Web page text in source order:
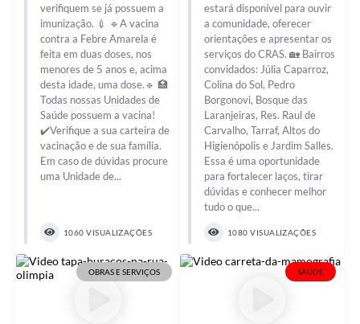
Telefones Úteis
A Prefeitura
Enquete
Jornal
Agenda
Editais
verifiquem se já possuem a
imunização. 💉 🔹A vacina
contra a Febre Amarela é
feita em duas doses, nos
menores de 5 anos e, acima
desta idade, uma dose.🔹 🏥
Todas nossas Unidades de
Saúde possuem a vacina!
✔️Verifique a sua carteira de
vacinação e de sua família.
Em caso de dúvidas procure
uma Unidade de...
1060 VISUALIZAÇÕES
estará disponível para ouvir
a comunidade, oferecer
orientações e apresentar os
serviços do CRAS. 🏡 Bairros
convidados: Júlia Caparroz,
Colina do Sol, Pedro
Borgonovi, Bosque das
Laranjeiras, Res. Raul de
Carvalho, Tarraf, Altos do
Higienópolis e Jardim Salles.
Essa é uma oportunidade
para fortalecer laços, tirar
dúvidas e conhecer melhor
tudo o que...
1080 VISUALIZAÇÕES
OBRAS E SERVIÇOS SAÚDE